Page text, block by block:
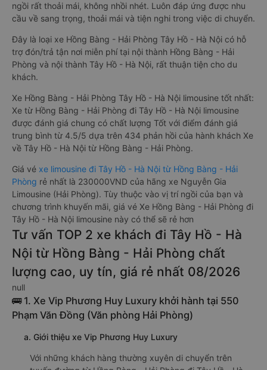
ngồi rất thoải mái, không nhồi nhét. Luôn đáp ứng được nhu
cầu về sang trọng, thoải mái và tiện nghi trong việc di chuyển.
Đây là loại xe Hồng Bàng - Hải Phòng Tây Hồ - Hà Nội có hỗ
trợ đón/trả tận nơi miễn phí tại nội thành Hồng Bàng - Hải
Phòng và nội thành Tây Hồ - Hà Nội, rất thuận tiện cho du
khách.
Xe Hồng Bàng - Hải Phòng Tây Hồ - Hà Nội limousine tốt nhất:
Xe từ Hồng Bàng - Hải Phòng đi Tây Hồ - Hà Nội limousine
được đánh giá chung có chất lượng Tốt với điểm đánh giá
trung bình từ 4.5/5 dựa trên 434 phản hồi của hành khách Xe
về Tây Hồ - Hà Nội từ Hồng Bàng - Hải Phòng.
Giá vé xe limousine đi Tây Hồ - Hà Nội từ Hồng Bàng - Hải
Phòng rẻ nhất là 230000VND của hãng xe Nguyễn Gia
Limousine (Hải Phòng). Tùy thuộc vào vị trí ngồi của bạn và
chương trình khuyến mãi, giá vé Xe Hồng Bàng - Hải Phòng đi
Tây Hồ - Hà Nội limousine này có thể sẽ rẻ hơn
Tư vấn TOP 2 xe khách đi Tây Hồ - Hà
Nội từ Hồng Bàng - Hải Phòng chất
lượng cao, uy tín, giá rẻ nhất 08/2026
null
🚌 1. Xe Vip Phương Huy Luxury khởi hành tại 550
Phạm Văn Đồng (Văn phòng Hải Phòng)
a. Giới thiệu xe Vip Phương Huy Luxury
Với những khách hàng thường xuyên di chuyển trên